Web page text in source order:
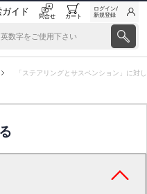
イド 問合せ カート
ログイン/
新規登録
「ステアリングとサスペンション」に対し